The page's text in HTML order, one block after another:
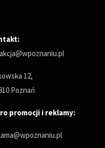
12,
Poznań
promocji i reklamy: